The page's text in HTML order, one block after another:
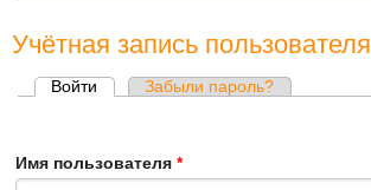
Учётная запись пользователя
Главные вкладки
Войти (активная вкладка)
Забыли пароль?
Имя пользователя *